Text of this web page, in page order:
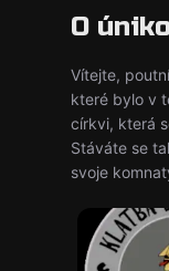
O
Vítejte,
které bylo v
církvi, která
Stáváte se
svoje